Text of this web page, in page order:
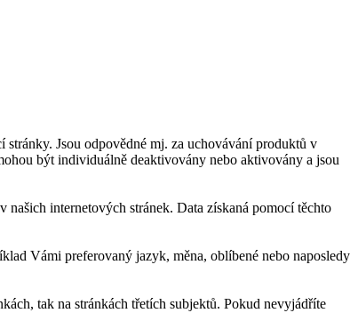
Jsou odpovědné mj. za uchovávání produktů v
být individuálně deaktivovány nebo aktivovány a jsou
internetových stránek. Data získaná pomocí těchto
Vámi preferovaný jazyk, měna, oblíbené nebo naposledy
tak na stránkách třetích subjektů. Pokud nevyjádříte